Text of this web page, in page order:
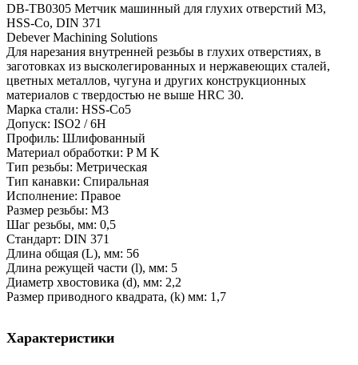
DB-TB0305 Метчик машинный для глухих отверстий M3,
HSS-Co, DIN 371
Debever Machining Solutions
Для нарезания внутренней резьбы в глухих отверстиях, в
заготовках из высколегированных и нержавеющих сталей,
цветных металлов, чугуна и других конструкционных
материалов с твердостью не выше HRC 30.
Марка стали: HSS-Co5
Допуск: ISO2 / 6H
Профиль: Шлифованный
Материал обработки: P M K
Тип резьбы: Метрическая
Тип канавки: Спиральная
Исполнение: Правое
Размер резьбы: M3
Шаг резьбы, мм: 0,5
Стандарт: DIN 371
Длина общая (L), мм: 56
Длина режущей части (l), мм: 5
Диаметр хвостовика (d), мм: 2,2
Размер приводного квадрата, (k) мм: 1,7
Характеристики